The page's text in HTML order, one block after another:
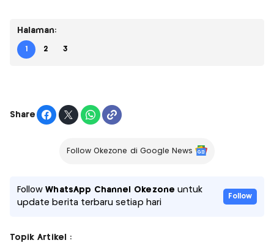
Halaman:
1 2 3
Share
Follow Okezone di Google News
FollowWhatsApp Channel Okezone untuk
update berita terbaru setiap hari
Follow
Topik Artikel :